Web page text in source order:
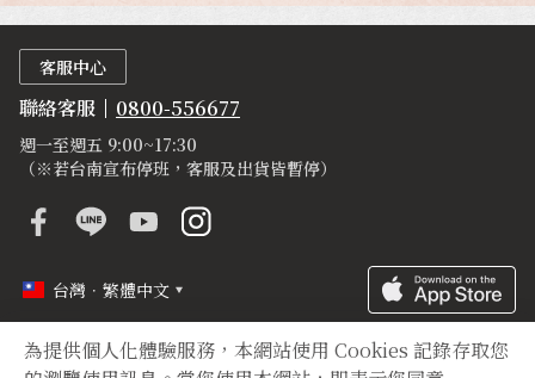
為提供個人化體驗服務，本網站使用 Cookies 記錄存取您
客服中心
聯絡客服 0800-556677
週一至週五 9:00~17:30
（※若台南宣布停班，客服及出貨皆暫停）
台灣．繁體中文
定型化契約 隱私權聲明 登錄字號